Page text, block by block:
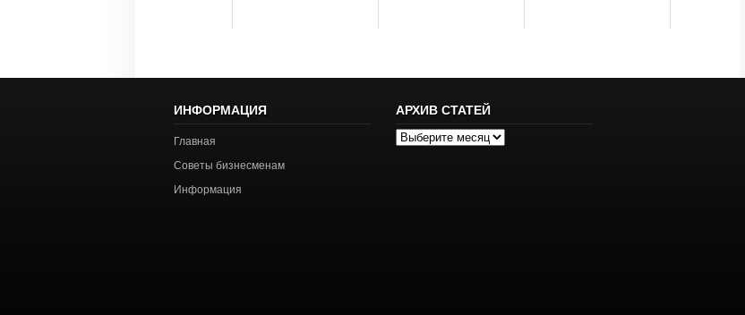
ИНФОРМАЦИЯ
Главная
Советы бизнесменам
Информация
АРХИВ СТАТЕЙ
Архив